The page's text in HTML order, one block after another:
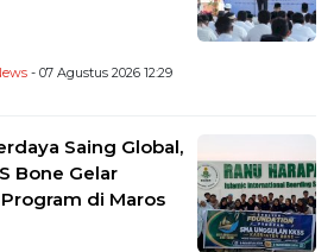
- 07 Agustus 2026 12:29
Saing Global,
Bone Gelar
di Maros